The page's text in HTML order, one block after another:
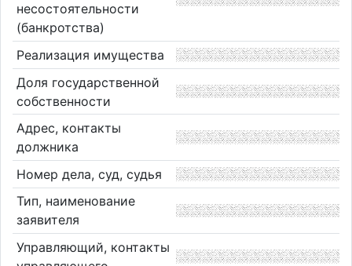
несостоятельности
(банкротства)
Реализация имущества
Доля государственной
собственности
Адрес, контакты
должника
Номер дела, суд, судья
Тип, наименование
заявителя
Управляющий, контакты